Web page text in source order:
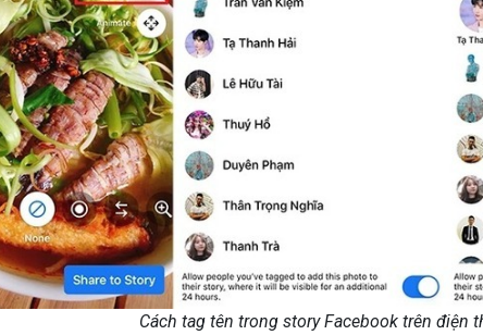
Cách tag tên trong story Facebook trên điện